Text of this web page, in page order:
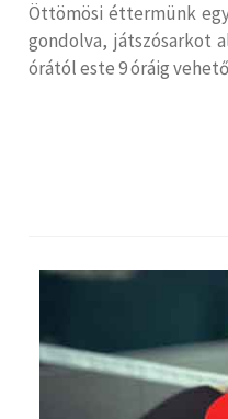
Öttömösi éttermünk
gondolva, játszósarkot
órától este 9